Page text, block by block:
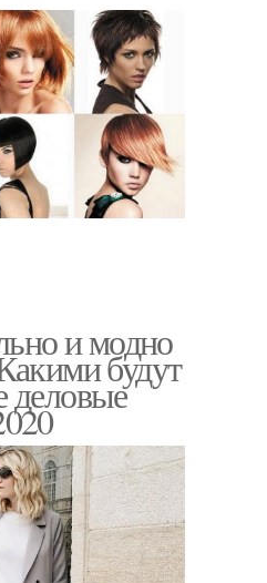
и модно
будут
деловые